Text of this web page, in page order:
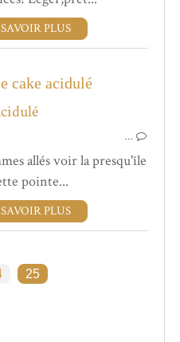
PLUS
SUCRÉES
cake acidulé
…
allés voir la presqu'île
pointe...
PLUS
25